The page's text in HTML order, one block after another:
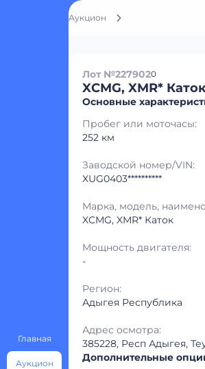
Главная
Аукцион
Аукцион
Лот №2279020
XCMG, XMR*
Основные
Пробег или моточасы:
252 км
Заводской номер/VIN:
XUG0403**********
Марка, модель,
XCMG, XMR* Каток
Мощность двигателя:
-
Регион:
Адыгея Республика
Адрес осмотра:
385228, Респ Адыгея,
Дополнительные